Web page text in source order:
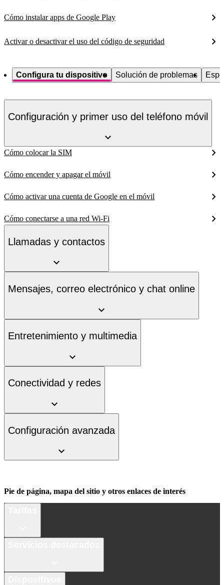
Cómo instalar apps de Google Play
Activar o desactivar el uso del código de seguridad
Configura tu dispositivo Solución de problemas
Configuración y primer uso del teléfono móvil
Cómo colocar la SIM
Cómo encender y apagar el móvil
Cómo activar una cuenta de Google en el móvil
Cómo conectarse a una red Wi-Fi
Llamadas y contactos
Mensajes, correo electrónico y chat online
Entretenimiento y multimedia
Conectividad y redes
Configuración avanzada
Pie de página, mapa del sitio y otros enlaces de interés